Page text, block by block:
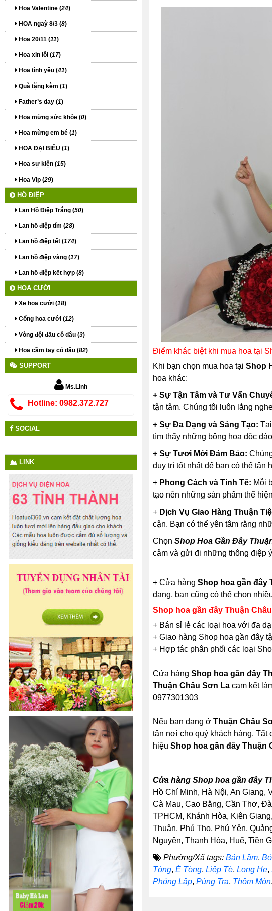
Điểm khác biệt khi mua hoa tại
Khi bạn chọn mua hoa tại Shop
hoa khác:
+ Sự Tận Tâm và Tư Vấn
tận tâm. Chúng tôi luôn lắng
+ Sự Đa Dạng và Sáng Tạo:
tìm thấy những bông hoa độc
+ Sự Tươi Mới Đảm Bảo:
duy trì tốt nhất để bạn có thể
+ Phong Cách và Tinh Tế: Mỗi
tạo nên những sản phẩm thể
+ Dịch Vụ Giao Hàng Thuận
cận. Bạn có thể yên tâm rằng
Chọn Shop Hoa Gần Đây
cảm và gửi đi những thông điệp
+ Cửa hàng Shop hoa gần đây
dạng, bạn cũng có thể chọn
Shop hoa gần đây Thuận
+ Bán sỉ lẻ các loại hoa với đa
+ Giao hàng Shop hoa gần đây
+ Hợp tác phân phối các loại
Cửa hàng Shop hoa gần đây
Thuận Châu Sơn Lacam kết
0977301303
Nếu bạn đang ở Thuận Châu
tận nơi cho quý khách hàng. Tất
hiệu Shop hoa gần đây Thuận
Cửa hàng Shop hoa gần đây
Hồ Chí Minh, Hà Nội, An
Cà Mau, Cao Bằng, Cần Thơ,
TPHCM, Khánh Hòa, Kiên
Thuận, Phú Thọ, Phú Yên,
Nguyên, Thanh Hóa, Huế, Tiền
Phường/Xã tags: Bản Lầm,
Tòng, É Tòng, Liệp Tè, Long Hẹ,
Phỏng Lập, Púng Tra, Thôm Mòn,
Hoa Valentine (24)
HOA ngaỳ 8/3 (8)
Hoa 20/11 (11)
Hoa xin lỗi (17)
Hoa tình yêu (41)
Quà tặng kèm (1)
Father’s day (1)
Hoa mừng sức khỏe (0)
Hoa mừng em bé (1)
HOA ĐẠI BIỂU (1)
Hoa sự kiện (15)
Hoa Vip (29)
HỒ ĐIỆP
Lan Hồ Điệp Trắng (50)
Lan hồ điệp tím (28)
Lan hồ điệp tết (174)
Lan hồ điệp vàng (17)
Lan hồ điệp kết hợp (8)
HOA CƯỚI
Xe hoa cưới (18)
Cổng hoa cưới (12)
Vòng đội đầu cô dâu (3)
Hoa cầm tay cô dâu (82)
SUPPORT
Ms.Linh
Hotline: 0982.372.727
SOCIAL
LINK